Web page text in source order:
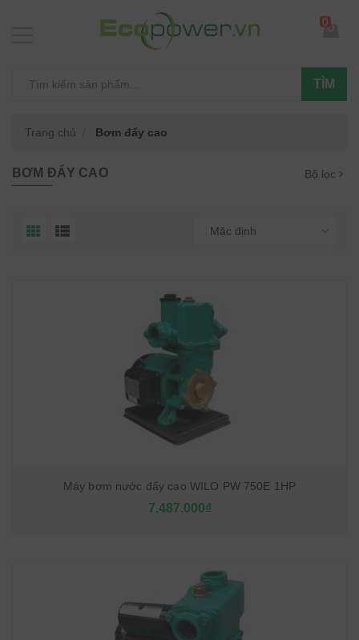
TÌM
0
Trang chủ Bơm đẩy cao
BƠM ĐẨY CAO Bộ lọc
Mặc định
Máy bơm nước đẩy cao WILO PW 750E 1HP
7.487.000₫